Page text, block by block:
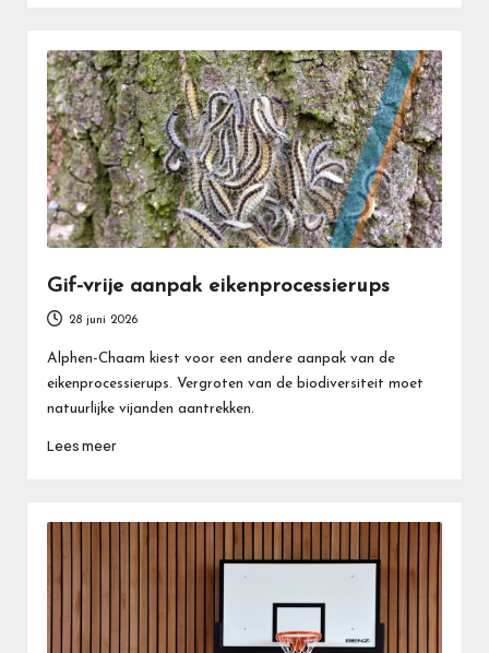
Gif-vrije aanpak eikenprocessierups
28 juni 2026
Alphen-Chaam kiest voor een andere aanpak van de
eikenprocessierups. Vergroten van de biodiversiteit moet
natuurlijke vijanden aantrekken.
Lees meer